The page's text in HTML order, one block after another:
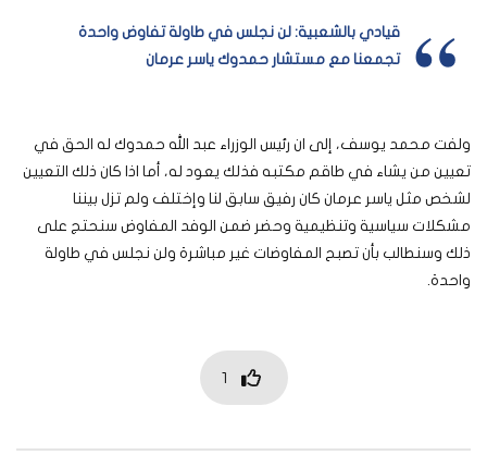
قيادي بالشعبية: لن نجلس في طاولة تفاوض واحدة
تجمعنا مع مستشار حمدوك ياسر عرمان
ولفت محمد يوسف، إلى ان رئيس الوزراء عبد الله حمدوك له الحق في
تعيين من يشاء في طاقم مكتبه فذلك يعود له، أما اذا كان ذلك التعيين
لشخص مثل ياسر عرمان كان رفيق سابق لنا وإختلف ولم تزل بيننا
مشكلات سياسية وتنظيمية وحضر ضمن الوفد المفاوض سنحتج على
ذلك وسنطالب بأن تصبح المفاوضات غير مباشرة ولن نجلس في طاولة
واحدة.
1